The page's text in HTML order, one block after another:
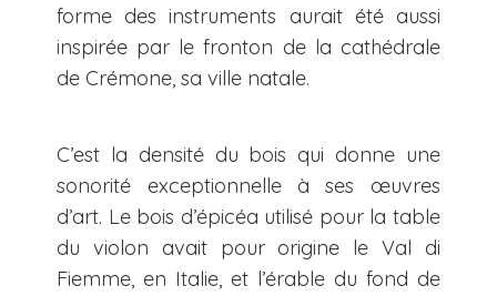
forme des instruments aurait été aussi
inspirée par le fronton de la cathédrale
de Crémone, sa ville natale.
C’est la densité du bois qui donne une
sonorité exceptionnelle à ses œuvres
d’art. Le bois d’épicéa utilisé pour la table
du violon avait pour origine le Val di
Fiemme, en Italie, et l’érable du fond de